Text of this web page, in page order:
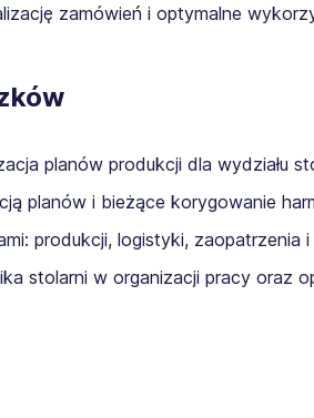
zamówień i optymalne
planów produkcji dla wydziału
planów i bieżące korygowanie
produkcji, logistyki, zaopatrzenia
stolarni w organizacji pracy oraz